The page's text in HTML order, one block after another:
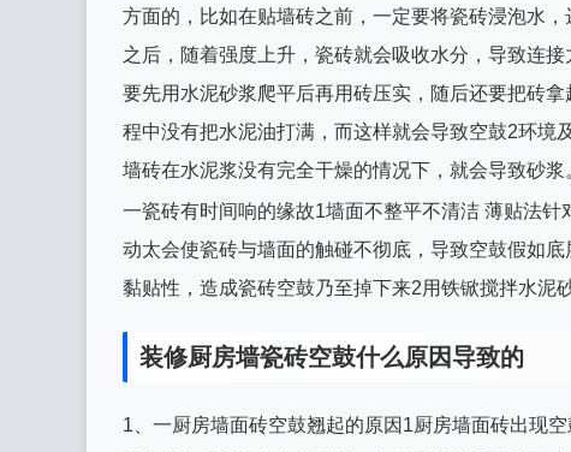
方面的，比如在贴墙砖之前，一定要将瓷砖浸泡水
之后，随着强度上升，瓷砖就会吸收水分，导致连
要先用水泥砂浆爬平后再用砖压实，随后还要把砖
程中没有把水泥油打满，而这样就会导致空鼓2环境
墙砖在水泥浆没有完全干燥的情况下，就会导致砂浆
一瓷砖有时间响的缘故1墙面不整平不清洁 薄贴法
动太会使瓷砖与墙面的触碰不彻底，导致空鼓假如
黏贴性，造成瓷砖空鼓乃至掉下来2用铁锨搅拌水泥
装修厨房墙瓷砖空鼓什么原因导致的
1、一厨房墙面砖空鼓翘起的原因1厨房墙面砖出现